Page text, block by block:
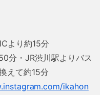
より約15分
分・JR渋川駅よりバス
えて約15分
ikahon